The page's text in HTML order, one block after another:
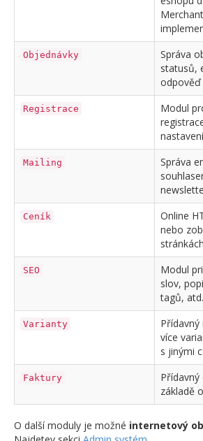
Objednávky
Správa
statusů,
odpověď
Registrace
Modul
Mailing
Správa
Ceník
Online
nebo
SEO
Modul
slov,
tagů, atd.
Varianty
více
s jinými
Faktury
základě
O další moduly je možné internetový